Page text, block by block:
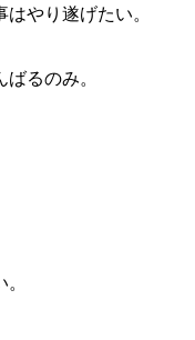
やり遂げたい。
るのみ。